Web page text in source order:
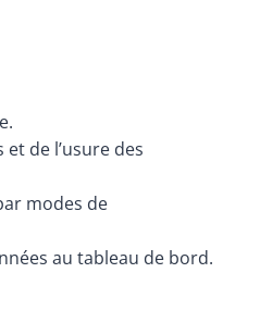
de l’usure des
modes de
au tableau de bord.